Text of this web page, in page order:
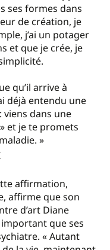
ses formes dans
de création, je
j’ai un potager
et que je crée, je
qu’il arrive à
déjà entendu une
viens dans une
et je te promets
»
affirmation,
affirme que son
d’art Diane
que ses
« Autant